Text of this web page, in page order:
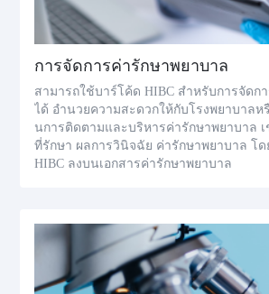
การจัดการค่ารักษาพยาบาล
สามารถใช้บาร์โค้ด HIBC สำหรับการจัดก
ได้ อำนวยความสะดวกให้กับโรงพยาบาลห
นการติดตามและบริหารค่ารักษาพยาบาล
ที่รักษา ผลการวินิจฉัย ค่ารักษาพยาบาล โ
HIBC ลงบนเอกสารค่ารักษาพยาบาล